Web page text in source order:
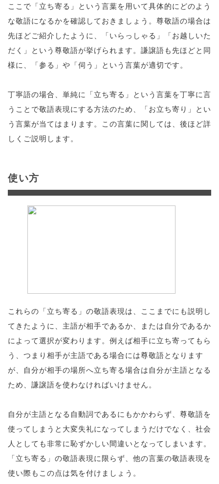
ここで「立ち寄る」という言葉を用いて具体的にどのよう
な敬語になるかを確認しておきましょう。尊敬語の場合は
先ほどご紹介したように、「いらっしゃる」「お越しいた
だく」という尊敬語が挙げられます。謙譲語も先ほどと同
様に、「参る」や「伺う」という言葉が適切です。
丁寧語の場合、単純に「立ち寄る」という言葉を丁寧に言
うことで敬語表現にする方法のため、「お立ち寄り」とい
う言葉が当てはまります。この言葉に関しては、後ほど詳
しくご説明します。
使い方
これらの「立ち寄る」の敬語表現は、ここまでにも説明し
てきたように、主語が相手であるか、または自分であるか
によって選択が変わります。例えば相手に立ち寄ってもら
う、つまり相手が主語である場合には尊敬語となります
が、自分が相手の場所へ立ち寄る場合は自分が主語となる
ため、謙譲語を使わなければいけません。
自分が主語となる自動詞であるにもかかわらず、尊敬語を
使ってしまうと大変失礼になってしまうだけでなく、社会
人としても非常に恥ずかしい間違いとなってしまいます。
「立ち寄る」の敬語表現に限らず、他の言葉の敬語表現を
使い際もこの点は気を付けましょう。